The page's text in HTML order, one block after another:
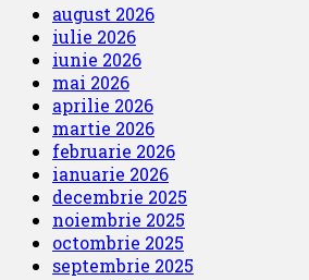
august 2026
iulie 2026
iunie 2026
mai 2026
aprilie 2026
martie 2026
februarie 2026
ianuarie 2026
decembrie 2025
noiembrie 2025
octombrie 2025
septembrie 2025